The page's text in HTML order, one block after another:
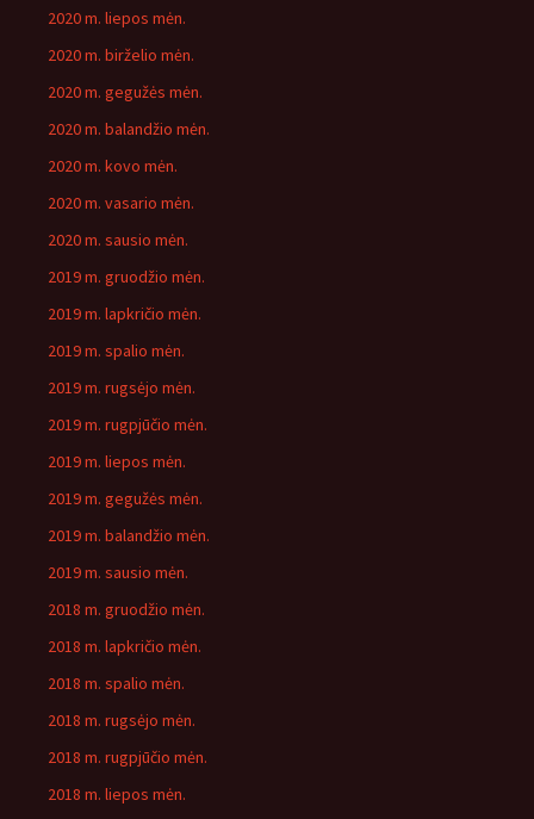
2020 m. liepos mėn.
2020 m. birželio mėn.
2020 m. gegužės mėn.
2020 m. balandžio mėn.
2020 m. kovo mėn.
2020 m. vasario mėn.
2020 m. sausio mėn.
2019 m. gruodžio mėn.
2019 m. lapkričio mėn.
2019 m. spalio mėn.
2019 m. rugsėjo mėn.
2019 m. rugpjūčio mėn.
2019 m. liepos mėn.
2019 m. gegužės mėn.
2019 m. balandžio mėn.
2019 m. sausio mėn.
2018 m. gruodžio mėn.
2018 m. lapkričio mėn.
2018 m. spalio mėn.
2018 m. rugsėjo mėn.
2018 m. rugpjūčio mėn.
2018 m. liepos mėn.